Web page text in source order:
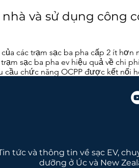
và sử dụng công
các trạm sạc ba pha cấp 2 ít hơn
sạc ba pha ev hiệu quả về chi
chức năng OCPP được kết nối
tức và thông tin về sạc EV,
dưỡng ở Úc và New